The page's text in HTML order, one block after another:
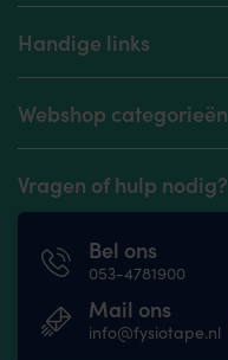
Handige links
Webshop categorieën
Vragen of hulp nodig?
Bel ons
053-4781900
Mail ons
info@fysiotape.nl